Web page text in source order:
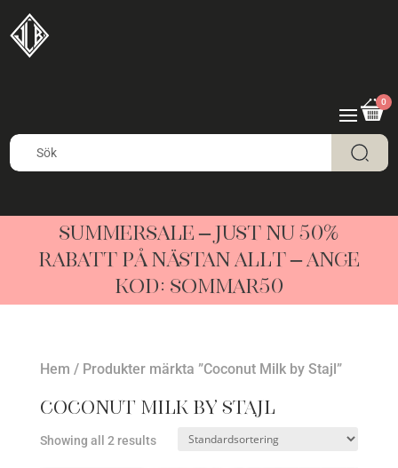
0
SUMMERSALE – JUST NU 50%
RABATT PÅ NÄSTAN ALLT – ANGE
KOD: SOMMAR50
Hem / Produkter märkta ”Coconut Milk by Stajl”
Coconut Milk by Stajl
Showing all 2 results